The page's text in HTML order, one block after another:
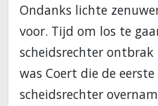
Ondanks lichte
voor. Tijd om los te
scheidsrechter
was Coert die de
scheidsrechter